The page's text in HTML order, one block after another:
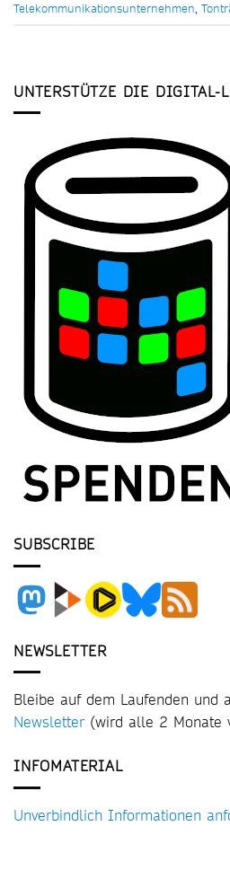
Telekommunikationsunternehmen,
UNTERSTÜTZE DIE DIGITAL-
SUBSCRIBE
NEWSLETTER
Bleibe auf dem Laufenden und
Newsletter (wird alle 2 Monate
INFOMATERIAL
Unverbindlich Informationen